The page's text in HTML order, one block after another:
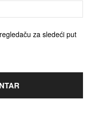
za sledeći put